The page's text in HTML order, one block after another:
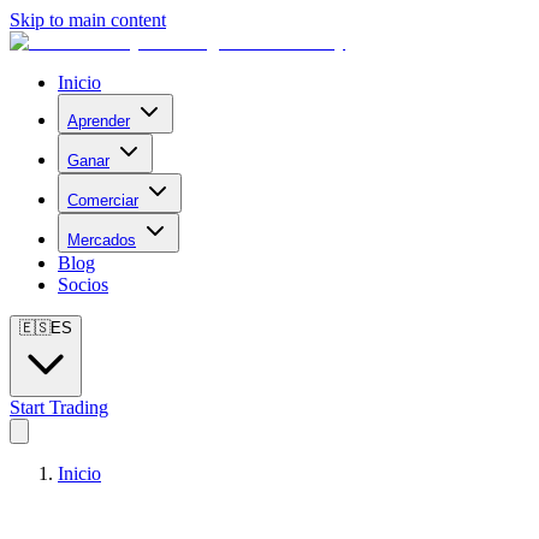
Skip to main content
Inicio
Aprender
Ganar
Comerciar
Mercados
Blog
Socios
🇪🇸ES
Start Trading
Inicio